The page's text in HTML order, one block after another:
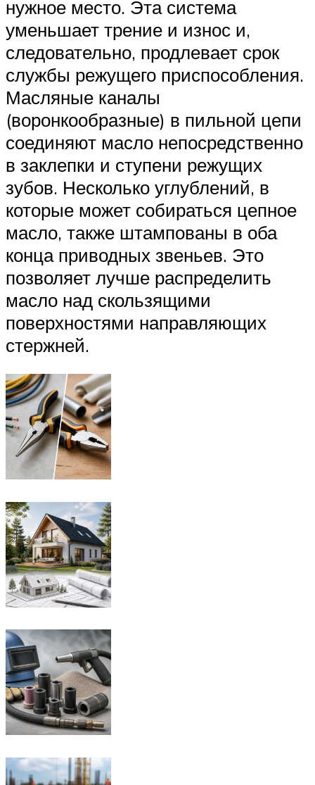
нужное место. Эта система
уменьшает трение и износ и,
следовательно, продлевает срок
службы режущего приспособления.
Масляные каналы
(воронкообразные) в пильной цепи
соединяют масло непосредственно
в заклепки и ступени режущих
зубов. Несколько углублений, в
которые может собираться цепное
масло, также штампованы в оба
конца приводных звеньев. Это
позволяет лучше распределить
масло над скользящими
поверхностями направляющих
стержней.